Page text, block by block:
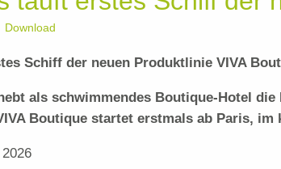
Download
Schiff der neuen Produktlinie VIVA
als schwimmendes Boutique-Hotel
Boutique startet erstmals ab Paris,